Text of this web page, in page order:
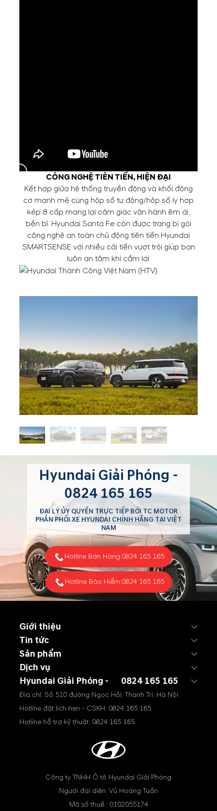
CÔNG NGHỆ TIÊN TIẾN, HIỆN ĐẠI
Kết hợp giữa hệ thống truyền động và khối động
cơ mạnh mẽ cùng hộp số tự động/hộp số ly hợp
kép 8 cấp mang lại cảm giác vận hành êm ái,
bền bỉ. Hyundai Santa Fe còn được trang bị gói
công nghệ an toàn chủ động tiên tiến Hyundai
SMARTSENSE với nhiều cải tiến vượt trội giúp bạn
luôn an tâm khi cầm lái.
Hyundai Giải Phóng -
0824 165 165
ĐẠI LÝ ỦY QUYỀN TRỰC TIẾP BỞI TC MOTOR
PHÂN PHỐI XE HYUNDAI CHÍNH HÃNG TẠI VIỆT
NAM
Hotline Bán Hàng:0824 165 165
Hotline Bảo Hiểm:0824 165 165
Giới thiệu
Tin tức
Sản phẩm
Dịch vụ
Hyundai Giải Phóng -
0824 165 165
Địa chỉ: Số 510 đường Ngọc Hồi, Thanh Trì, Hà Nội
Hotline đặt lịch hẹn - CSKH: 0824 165 165
Hotline hỗ trợ kỹ thuật: 0824 165 165
Công ty TNHH Ô tô Hyundai Giải Phóng
Người đại diện: Vũ Hoàng Tuấn
Mã số thuế : 0102055174